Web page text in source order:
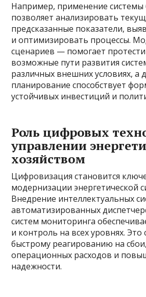
Например, применение
позволяет анализировать
предсказанные показатели,
и оптимизировать процессы.
сценариев — помогает
возможные пути развития
различных внешних условиях, а
планирование способствует
устойчивых инвестиций и
Роль цифровых
управлении
хозяйством
Цифровизация становится
модернизации энергетической
Внедрение интеллектуальных
автоматизированных
систем мониторинга
и контроль на всех уровнях. Это
быстрому реагированию на
операционных расходов и
надежности.